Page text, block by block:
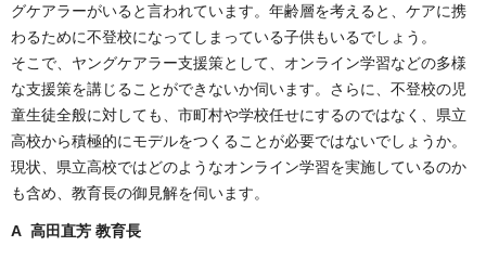
グケアラーがいると言われています。年齢層を考えると、ケアに携
わるために不登校になってしまっている子供もいるでしょう。
そこで、ヤングケアラー支援策として、オンライン学習などの多様
な支援策を講じることができないか伺います。さらに、不登校の児
童生徒全般に対しても、市町村や学校任せにするのではなく、県立
高校から積極的にモデルをつくることが必要ではないでしょうか。
現状、県立高校ではどのようなオンライン学習を実施しているのか
も含め、教育長の御見解を伺います。
A 高田直芳 教育長